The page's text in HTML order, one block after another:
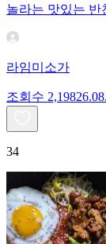
놀라는 맛있는 반
라임미소가
조회수 2,198
34